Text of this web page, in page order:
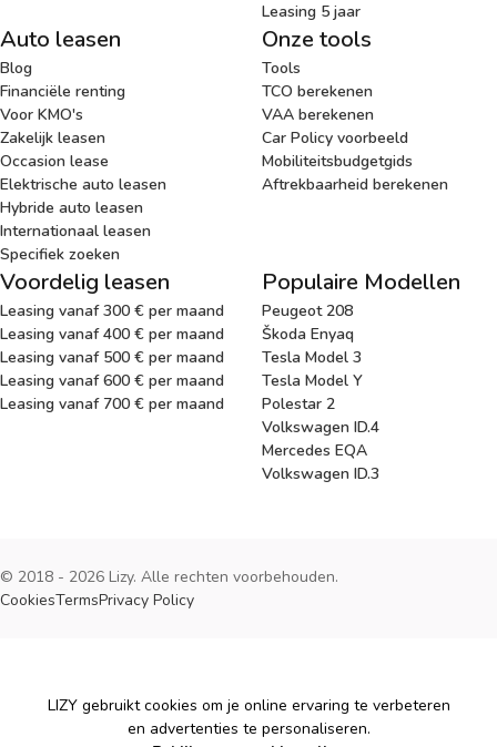
Leasing 5 jaar
Auto leasen
Blog
Financiële renting
Voor KMO's
Zakelijk leasen
Occasion lease
Elektrische auto leasen
Hybride auto leasen
Internationaal leasen
Specifiek zoeken
Onze tools
Tools
TCO berekenen
VAA berekenen
Car Policy voorbeeld
Mobiliteitsbudgetgids
Aftrekbaarheid berekenen
Voordelig leasen
Leasing vanaf 300 € per maand
Leasing vanaf 400 € per maand
Leasing vanaf 500 € per maand
Leasing vanaf 600 € per maand
Leasing vanaf 700 € per maand
Populaire Modellen
Peugeot 208
Škoda Enyaq
Tesla Model 3
Tesla Model Y
Polestar 2
Volkswagen ID.4
Mercedes EQA
Volkswagen ID.3
© 2018 - 2026 Lizy. Alle rechten voorbehouden.
CookiesTermsPrivacy Policy
Cookies
LIZY gebruikt cookies om je online ervaring te verbeteren
en advertenties te personaliseren.